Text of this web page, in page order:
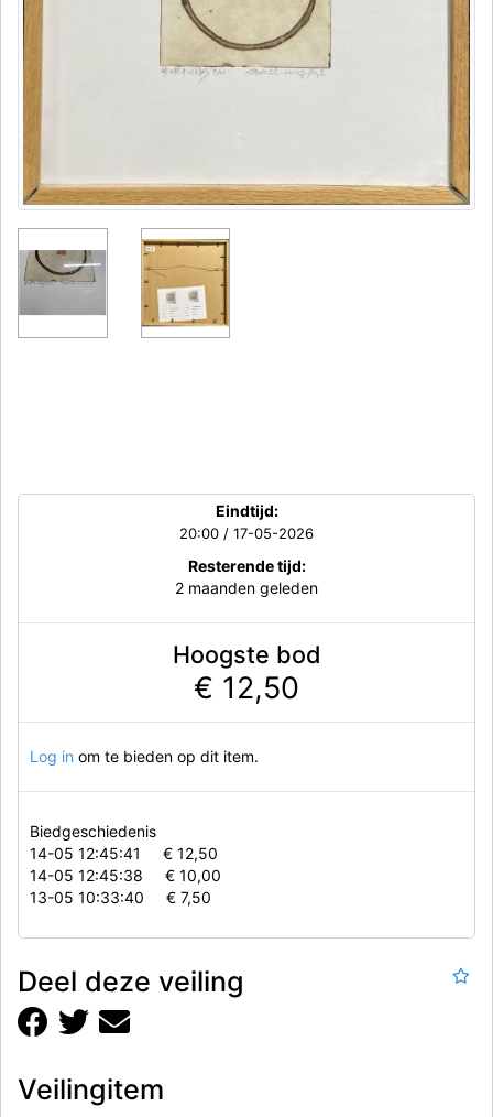
Eindtijd:
20:00 / 17-05-2026
Resterende tijd:
2 maanden geleden
Hoogste bod
€ 12,50
Log in om te bieden op dit item.
Biedgeschiedenis
14-05 12:45:41
€ 12,50
14-05 12:45:38
€ 10,00
13-05 10:33:40
€ 7,50
Deel deze veiling
Veilingitem